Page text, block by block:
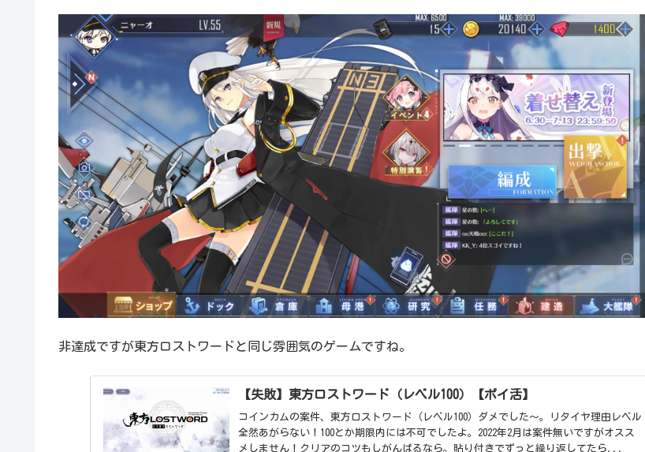
非達成ですが東方ロストワードと同じ雰囲気のゲームですね。
【失敗】東方ロストワード（レベル100）【ポイ活】
コインカムの案件、東方ロストワード（レベル100）ダメでした〜。リタイヤ理由レベル
全然あがらない！100とか期限内には不可でしたよ。2022年2月は案件無いですがオスス
メしません！クリアのコツもしがんばるなら。貼り付きでずっと繰り返してたら...